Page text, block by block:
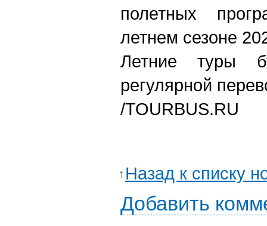
полетных
летнем сезоне
Летние туры
регулярной
/TOURBUS.RU
Назад к списку
Добавить